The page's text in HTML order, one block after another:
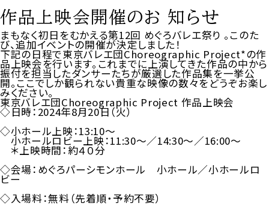
作品上映会開催のお 知らせ
まもなく初日をむかえる第12回 めぐろバレエ祭り 。このた
び、追加イベントの開催が決定しました！
下記の日程で東京バレエ団Choreographic Project*の作
品上映会を行います。これまでに上演してきた作品の中から
振付を担当したダンサーたちが厳選した作品集を一挙公
開。ここでしか観られない貴重な映像の数々をどうぞお楽し
みください。
東京バレエ団Choreographic Project 作品上映会
◇日時：2024年8月20日（火）
◇小ホール上映：13:10～
小ホールロビー上映：11:30～／14:30～／16:00～
＊上映時間：約４０分
◇会場：めぐろパーシモンホール 小ホール／小ホールロ
ビー
◇入場料：無料（先着順・予約不要）